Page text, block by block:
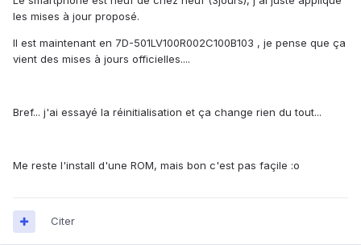
les mises à jour proposé.
Il est maintenant en 7D-501LV100R002C100B103 , je pense que ça
vient des mises à jours officielles....
Bref... j'ai essayé la réinitialisation et ça change rien du tout...
Me reste l'install d'une ROM, mais bon c'est pas façile :o
Citer